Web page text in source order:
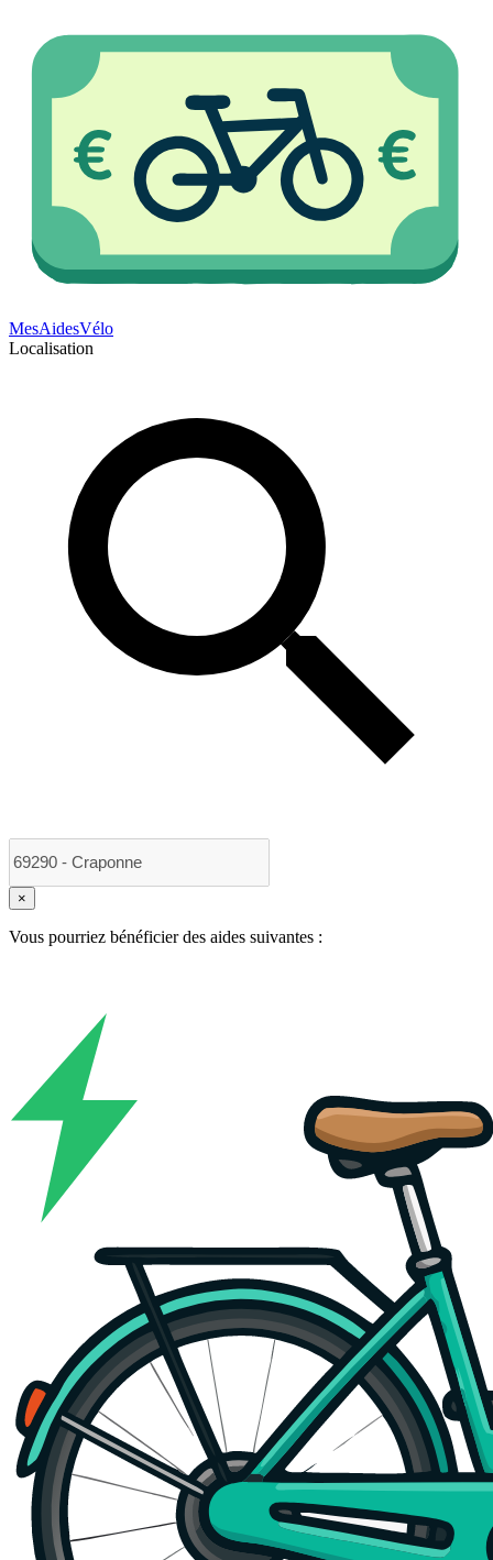
MesAidesVélo
Localisation
×
Vous pourriez bénéficier des aides suivantes :